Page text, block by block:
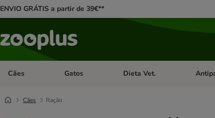
ENVIO GRÁTIS a partir de 39€**
Cães Abrir menu de categoria: Cães
Gatos Abrir menu de categoria: Gatos
Dieta Vet. Abrir
Cães Ração